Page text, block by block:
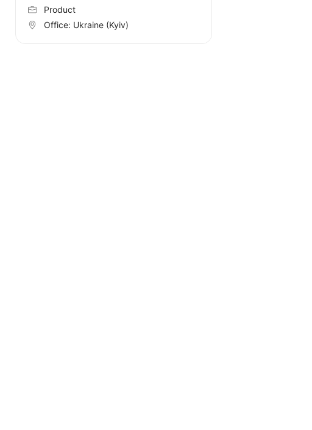
Product
Office: Ukraine (Kyiv)